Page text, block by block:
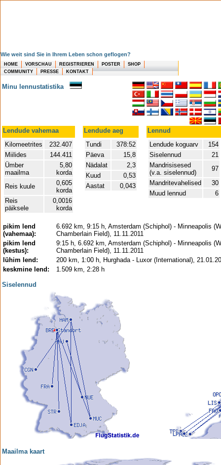
Wie weit sind Sie in Ihrem Leben schon geflogen?
HOME VORSCHAU REGISTRIEREN POSTER
SHOP
COMMUNITY
PRESSE KONTAKT
Minu lennustatistika
Lendude vahemaa Lendude aeg
Lennud
Kilomeetrites
232.407
Miilides
144.411
Ümber
maailma
5,80
korda
Reis kuule
0,605
korda
Reis
päiksele
0,0016
korda
Tundi
378:52
Päeva
15,8
Nädalat
2,3
Kuud
0,53
Aastat
0,043
Lendude koguarv
154
Siselennud
21
Mandrisisesed
(v.a. siselennud)
97
Mandritevahelised
30
Muud lennud
6
pikim lend
(vahemaa):
6.692 km, 9:15 h, Amsterdam (Schiphol) - Minneapolis
Chamberlain Field), 11.11.2011
pikim lend
(kestus):
9:15 h, 6.692 km, Amsterdam (Schiphol) - Minneapolis
Chamberlain Field), 11.11.2011
lühim lend:
200 km, 1:00 h, Hurghada - Luxor (International),
keskmine lend:
1.509 km, 2:28 h
Siselennud
Maailma kaart